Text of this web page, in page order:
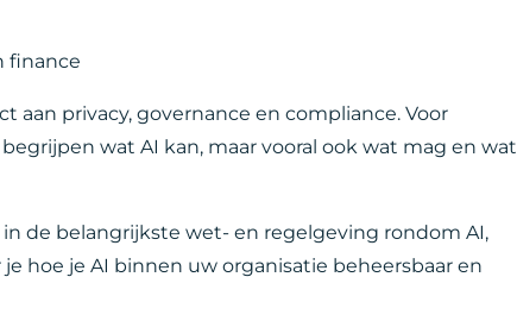
finance
aan privacy, governance en compliance. Voor
wat AI kan, maar vooral ook wat mag en wat
de belangrijkste wet- en regelgeving rondom AI,
je hoe je AI binnen uw organisatie beheersbaar en